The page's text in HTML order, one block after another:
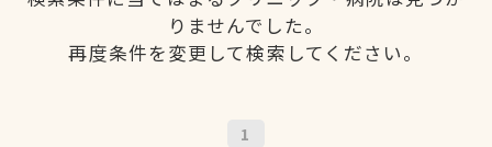
りませんでした。
再度条件を変更して検索してください。
1